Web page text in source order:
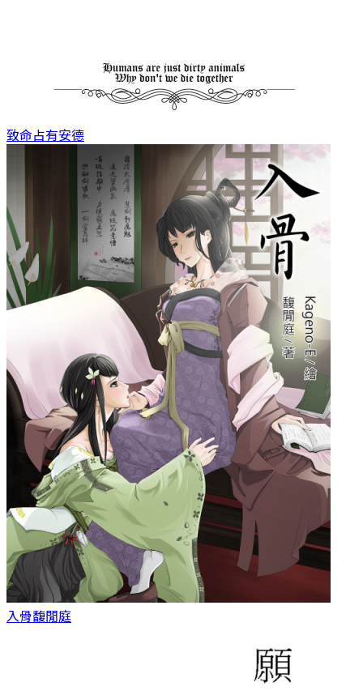
致命占有安德
入骨馥閒庭